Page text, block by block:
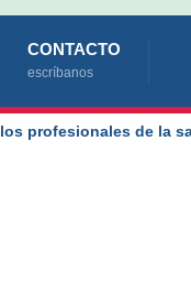
CONTACTO
escríbanos
profesionales de la